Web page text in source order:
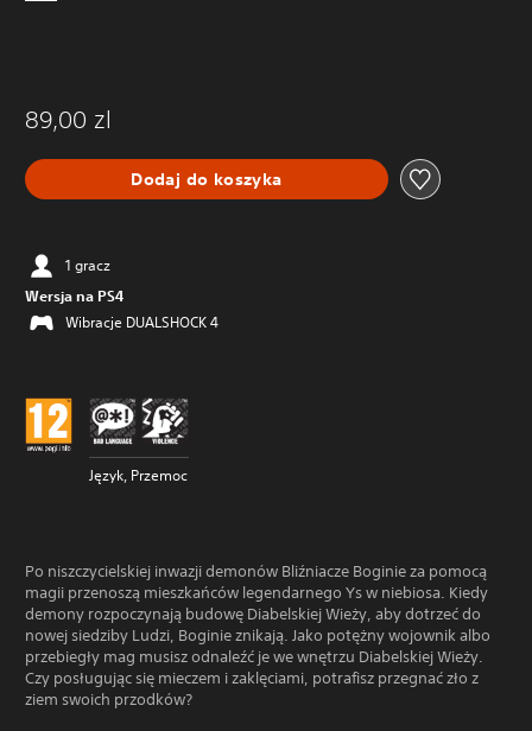
89,00 zl
Dodaj do koszyka
1 gracz
Wersja na PS4
Wibracje DUALSHOCK 4
Język, Przemoc
Po niszczycielskiej inwazji demonów Bliźniacze Boginie za pomocą
magii przenoszą mieszkańców legendarnego Ys w niebiosa. Kiedy
demony rozpoczynają budowę Diabelskiej Wieży, aby dotrzeć do
nowej siedziby Ludzi, Boginie znikają. Jako potężny wojownik albo
przebiegły mag musisz odnaleźć je we wnętrzu Diabelskiej Wieży.
Czy posługując się mieczem i zaklęciami, potrafisz przegnać zło z
ziem swoich przodków?